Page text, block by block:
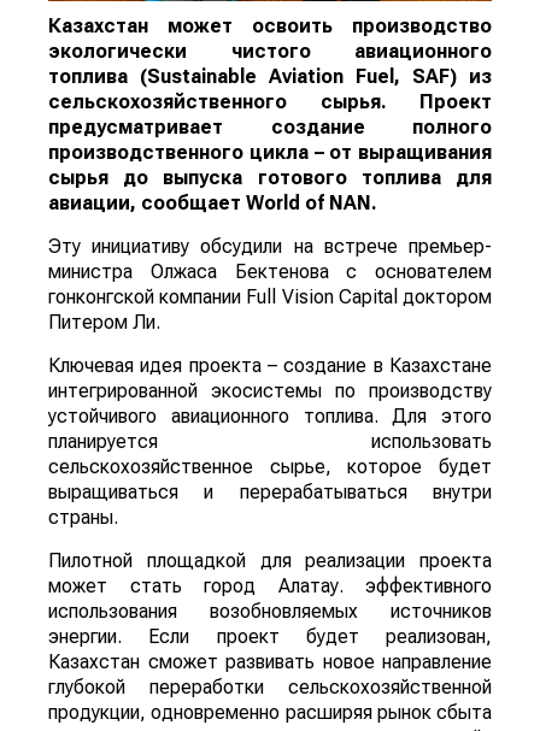
Казахстан может освоить производство
экологически чистого авиационного
топлива (Sustainable Aviation Fuel, SAF) из
сельскохозяйственного сырья. Проект
предусматривает создание полного
производственного цикла – от выращивания
сырья до выпуска готового топлива для
авиации, сообщает World of NAN .
Эту инициативу обсудили на встрече премьер-
министра Олжаса Бектенова с основателем
гонконгской компании Full Vision Capital доктором
Питером Ли.
Ключевая идея проекта – создание в Казахстане
интегрированной экосистемы по производству
устойчивого авиационного топлива. Для этого
планируется использовать
сельскохозяйственное сырье, которое будет
выращиваться и перерабатываться внутри
страны.
Пилотной площадкой для реализации проекта
может стать город Алатау. эффективного
использования возобновляемых источников
энергии. Если проект будет реализован,
Казахстан сможет развивать новое направление
глубокой переработки сельскохозяйственной
продукции, одновременно расширяя рынок сбыта